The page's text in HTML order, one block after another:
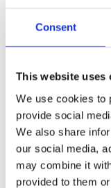
Consent
This website uses
We use cookies to
provide social
We also share
our social media,
may combine it
provided to them
5 815,00